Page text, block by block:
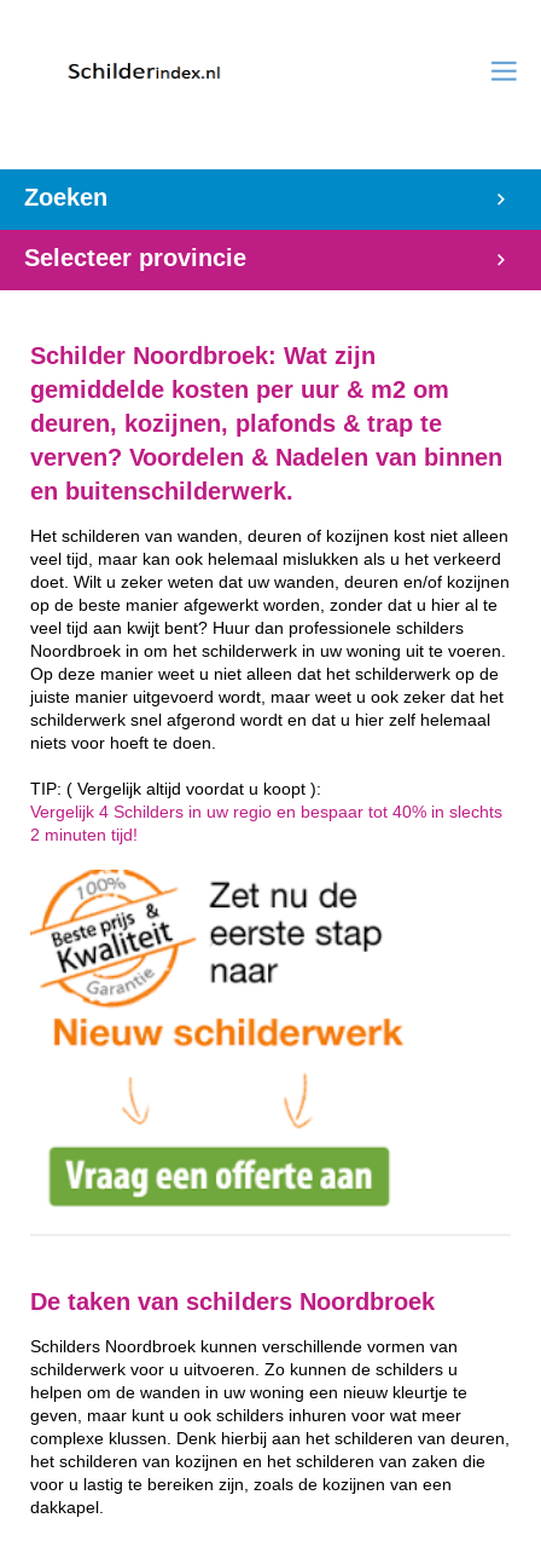
Zoeken
Selecteer provincie
Schilder Noordbroek: Wat zijn
gemiddelde kosten per uur & m2 om
deuren, kozijnen, plafonds & trap te
verven? Voordelen & Nadelen van binnen
en buitenschilderwerk.
Het schilderen van wanden, deuren of kozijnen kost niet alleen
veel tijd, maar kan ook helemaal mislukken als u het verkeerd
doet. Wilt u zeker weten dat uw wanden, deuren en/of kozijnen
op de beste manier afgewerkt worden, zonder dat u hier al te
veel tijd aan kwijt bent? Huur dan professionele schilders
Noordbroek in om het schilderwerk in uw woning uit te voeren.
Op deze manier weet u niet alleen dat het schilderwerk op de
juiste manier uitgevoerd wordt, maar weet u ook zeker dat het
schilderwerk snel afgerond wordt en dat u hier zelf helemaal
niets voor hoeft te doen.
TIP: ( Vergelijk altijd voordat u koopt ):
Vergelijk 4 Schilders in uw regio en bespaar tot 40% in slechts
2 minuten tijd!
De taken van schilders Noordbroek
Schilders Noordbroek kunnen verschillende vormen van
schilderwerk voor u uitvoeren. Zo kunnen de schilders u
helpen om de wanden in uw woning een nieuw kleurtje te
geven, maar kunt u ook schilders inhuren voor wat meer
complexe klussen. Denk hierbij aan het schilderen van deuren,
het schilderen van kozijnen en het schilderen van zaken die
voor u lastig te bereiken zijn, zoals de kozijnen van een
dakkapel.